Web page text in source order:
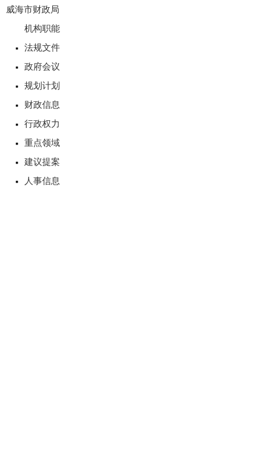
威海市财政局
机构职能
法规文件
政府会议
规划计划
财政信息
行政权力
重点领域
建议提案
人事信息